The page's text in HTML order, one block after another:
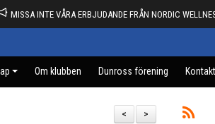
MISSA INTE VÅRA ERBJUDANDE FRÅN NORDIC
Om klubben Dunross förening Kontakt
>
<